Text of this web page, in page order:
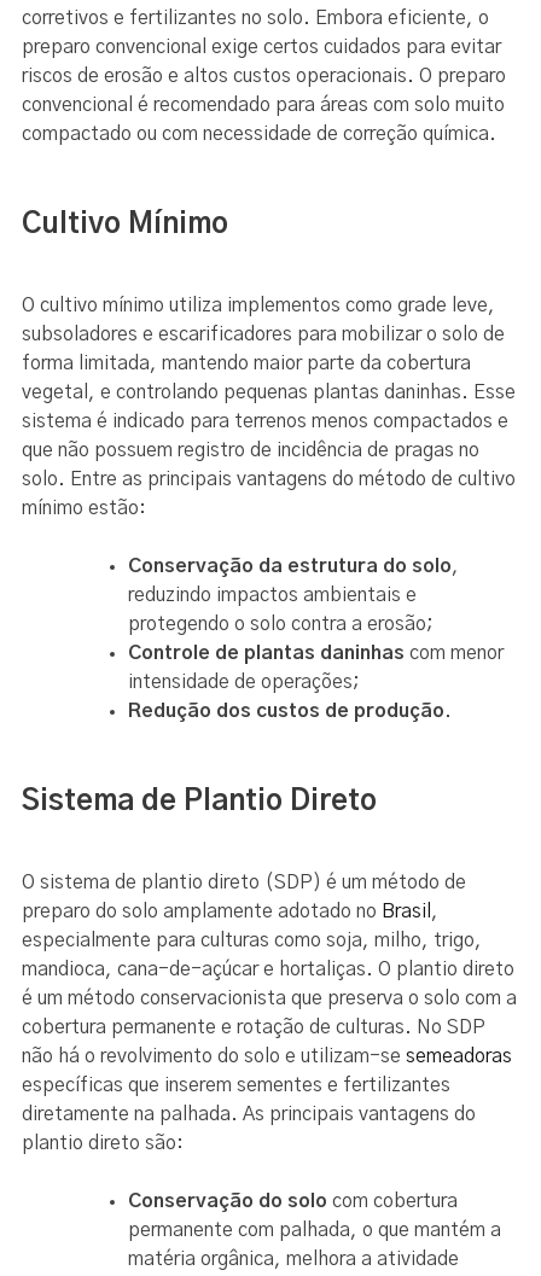
corretivos e fertilizantes no solo. Embora eficiente, o
preparo convencional exige certos cuidados para evitar
riscos de erosão e altos custos operacionais. O preparo
convencional é recomendado para áreas com solo muito
compactado ou com necessidade de correção química.
Cultivo Mínimo
O cultivo mínimo utiliza implementos como grade leve,
subsoladores e escarificadores para mobilizar o solo de
forma limitada, mantendo maior parte da cobertura
vegetal, e controlando pequenas plantas daninhas. Esse
sistema é indicado para terrenos menos compactados e
que não possuem registro de incidência de pragas no
solo. Entre as principais vantagens do método de cultivo
mínimo estão:
Conservação da estrutura do solo,
reduzindo impactos ambientais e
protegendo o solo contra a erosão;
Controle de plantas daninhas com menor
intensidade de operações;
Redução dos custos de produção.
Sistema de Plantio Direto
O sistema de plantio direto (SDP) é um método de
preparo do solo amplamente adotado no Brasil ,
especialmente para culturas como soja, milho, trigo,
mandioca, cana-de-açúcar e hortaliças. O plantio direto
é um método conservacionista que preserva o solo com a
cobertura permanente e rotação de culturas. No SDP
não há o revolvimento do solo e utilizam-se semeadoras
específicas que inserem sementes e fertilizantes
diretamente na palhada. As principais vantagens do
plantio direto são:
Conservação do solo com cobertura
permanente com palhada, o que mantém a
matéria orgânica, melhora a atividade